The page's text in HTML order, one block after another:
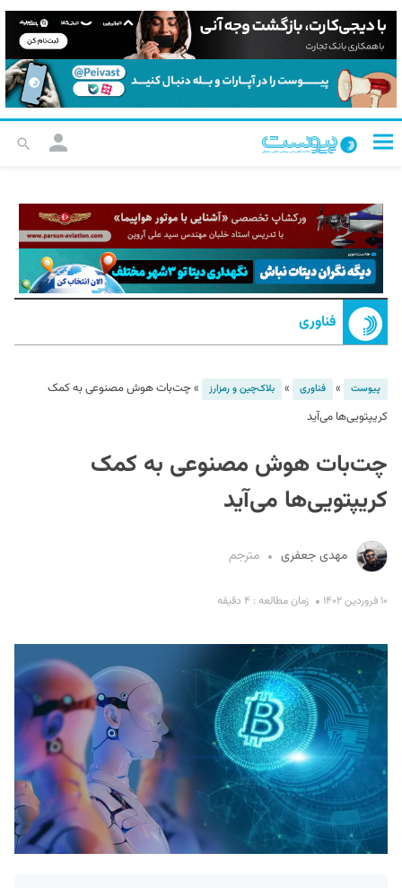
فناوری
پیوست » فناوری » بلاک‌چین و رمزارز » چت‌بات هوش مصنوعی به کمک
کریپتویی‌ها می‌آید
چت‌بات هوش مصنوعی به کمک
کریپتویی‌ها می‌آید
مهدی جعفری مترجم
۱۰ فروردین ۱۴۰۲ زمان مطالعه : ۴ دقیقه